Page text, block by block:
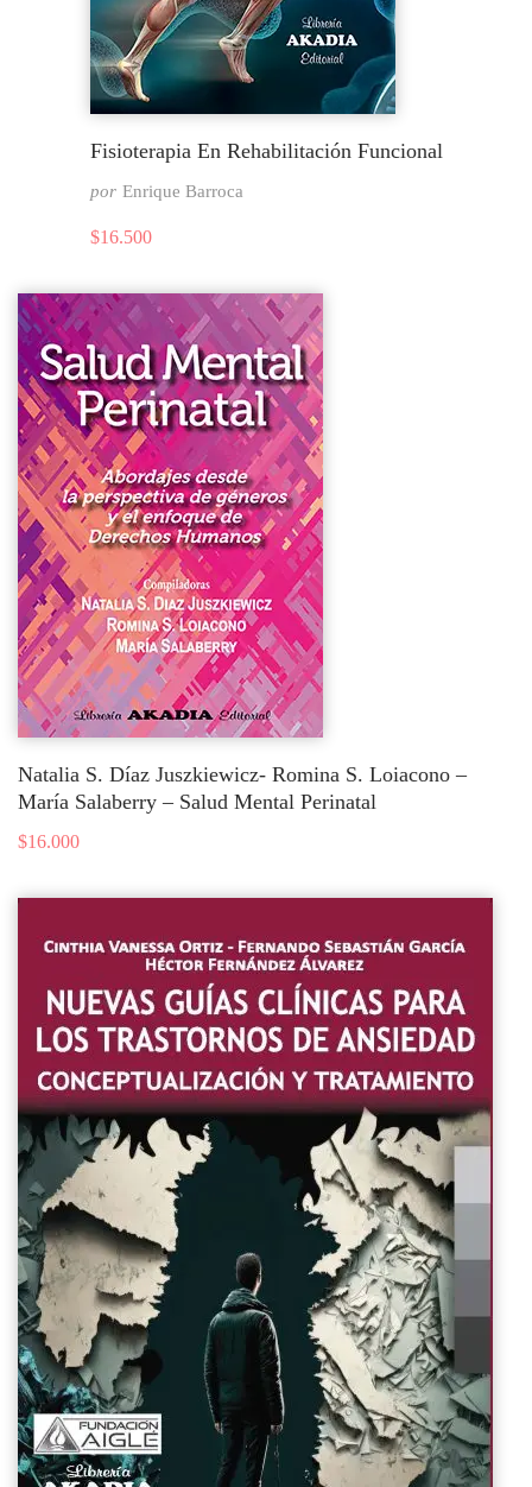
Fisioterapia En Rehabilitación Funcional
por Enrique Barroca
$16.500
Natalia S. Díaz Juszkiewicz- Romina S. Loiacono –
María Salaberry – Salud Mental Perinatal
$16.000